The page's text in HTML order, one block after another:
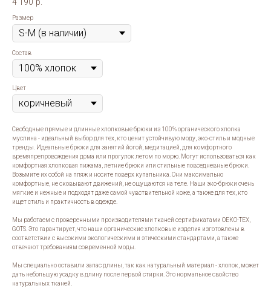
Размер
Состав
Цвет
Свободные прямые и длинные хлопковые брюки из 100% органического хлопка
муслина - идеальный выбор для тех, кто ценит устойчивую моду, эко-стиль и модные
тренды. Идеальные брюки для занятий йогой, медитацией, для комфортного
времяпрепровождения дома или прогулок летом по морю. Могут использоваться как
комфортная хлопковая пижама, летние брюки или стильные повседневные брюки.
Возьмите их собой на пляж и носите поверх купальника. Они максимально
комфортные, не сковывают движений, не ощущаются на теле. Наши эко-брюки очень
мягкие и нежные и подходят даже самой чувствительной коже, а также для тех, кто
ищет стиль и практичность в одежде.
Мы работаем с проверенными производителями тканей сертификатами OEKO-TEX,
GOTS. Это гарантирует, что наши органические хлопковые изделия изготовлены в
соответствии с высокими экологическими и этическими стандартами, а также
отвечают требованиям современной моды.
Мы специально оставили запас длины, так как натуральный материал - хлопок, может
дать небольшую усадку в длину после первой стирки. Это нормальное свойство
натуральных тканей.